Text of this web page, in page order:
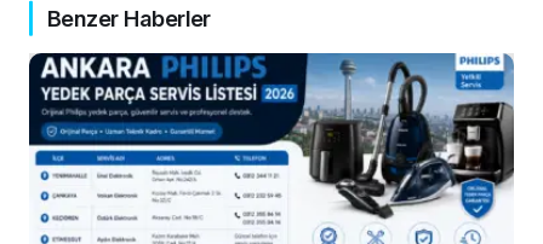
Benzer Haberler